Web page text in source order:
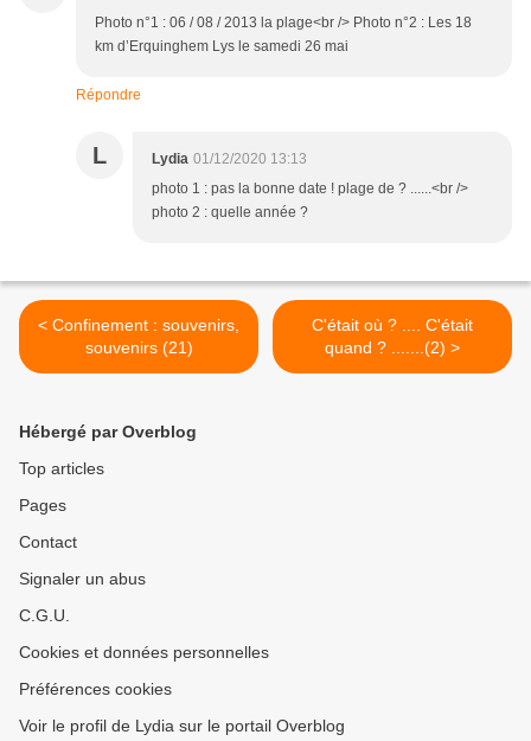
Photo n°1 : 06 / 08 / 2013 la plage<br /> Photo n°2 : Les 18
km d’Erquinghem Lys le samedi 26 mai
Répondre
L Lydia 01/12/2020 13:13
photo 1 : pas la bonne date ! plage de ? ......<br />
photo 2 : quelle année ?
< Confinement : souvenirs,
souvenirs (21)
C'était où ? .... C'était
quand ? .......(2) >
Hébergé par Overblog
Top articles
Pages
Contact
Signaler un abus
C.G.U.
Cookies et données personnelles
Préférences cookies
Voir le profil de Lydia sur le portail Overblog